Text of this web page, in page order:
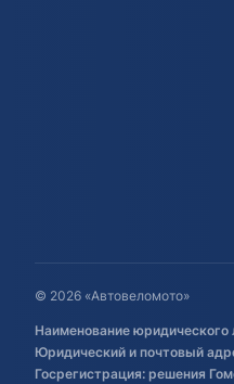
© 2026 «Автовеломото»
Наименование юридического
Юридический и почтовый
Госрегистрация: решения